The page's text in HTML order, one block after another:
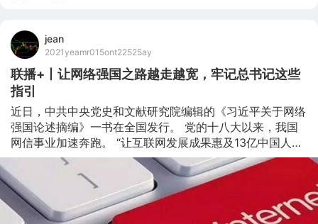
jean
2021yeamr015ont22525ay
联播+丨让网络强国之路越走越宽，牢记总书记这些
指引
近日，中共中央党史和文献研究院编辑的《习近平关于网络
强国论述摘编》一书在全国发行。 党的十八大以来，我国
网信事业加速奔跑。 “让互联网发展成果惠及13亿中国人
民”“互联网不是法外之地”“构建网络空间命运共同体”……习
近平总书记十分重视互联网发展和治理，多次围绕网络强国
建设发表重要讲话、作出重要指示，为新时代网信事业发展
提供了根本遵循和行动指南，也为全球互联网发展治理贡献
了中国智慧、提供了中国方案。 央视网《联播+》栏目特梳